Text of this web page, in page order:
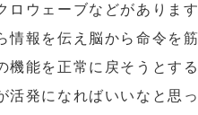
ウェーブなどがありま
報を伝え脳から命令を
能を正常に戻そうとす
発になればいいなと思